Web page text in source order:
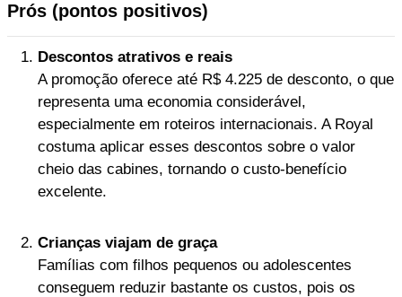
Prós (pontos positivos)
Descontos atrativos e reais
A promoção oferece até R$ 4.225 de desconto, o que
representa uma economia considerável,
especialmente em roteiros internacionais. A Royal
costuma aplicar esses descontos sobre o valor
cheio das cabines, tornando o custo-benefício
excelente.
Crianças viajam de graça
Famílias com filhos pequenos ou adolescentes
conseguem reduzir bastante os custos, pois os